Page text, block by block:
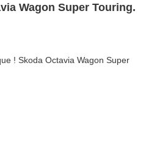
Wagon Super Touring.